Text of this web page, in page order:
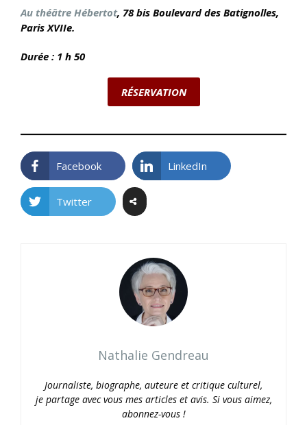
Au théâtre Hébertot, 78 bis Boulevard des Batignolles,
Paris XVIIe.
Durée : 1 h 50
RÉSERVATION
Facebook LinkedIn
Twitter
Nathalie Gendreau
Journaliste, biographe, auteure et critique culturel,
je partage avec vous mes articles et avis. Si vous aimez,
abonnez-vous !